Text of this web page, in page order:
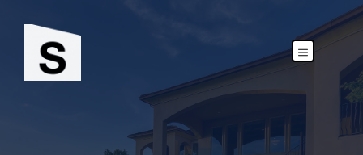
content